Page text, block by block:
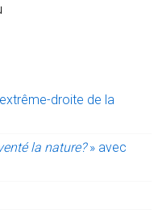
droite de la
la nature?» avec